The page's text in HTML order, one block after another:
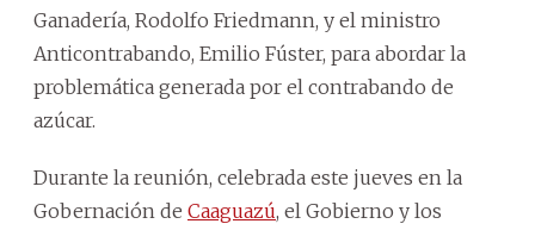
Ganadería, Rodolfo Friedmann, y el ministro
Anticontrabando, Emilio Fúster, para abordar la
problemática generada por el contrabando de
azúcar.
Durante la reunión, celebrada este jueves en la
Gobernación de Caaguazú, el Gobierno y los